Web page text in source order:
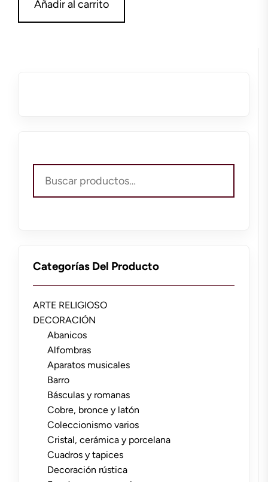
Añadir al carrito
por:
Categorías Del Producto
ARTE RELIGIOSO
DECORACIÓN
Abanicos
Alfombras
Aparatos musicales
Barro
Básculas y romanas
Cobre, bronce y latón
Coleccionismo varios
Cristal, cerámica y porcelana
Cuadros y tapices
Decoración rústica